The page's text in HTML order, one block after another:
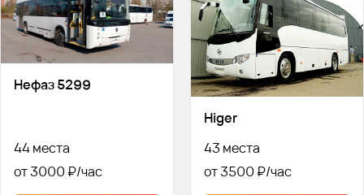
Нефаз 5299
44 места
от 3000 ₽
Higer
43 места
от 3500 ₽